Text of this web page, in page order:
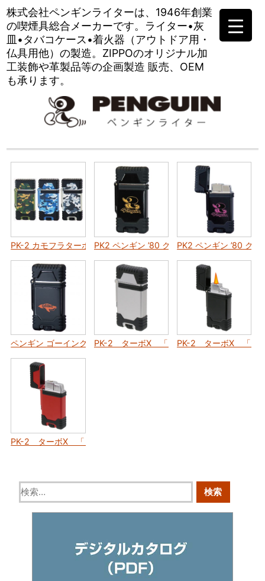
株式会社ペンギンライターは、 1946年創業
の喫煙具総合メーカーです。 ライター•灰
皿•タバコケース•着火器（アウトドア用・
仏具用他）の製造。 ZIPPOのオリジナル加
工装飾や革製品等の企画製造 販売、OEM
も承ります。
PK-2 カモフラターボXPK2 ペンギン ’80 クラシック イエロー ター
PK2 ペンギン ’80 ク
ペンギン ゴーイング PK-2 ターボ-XPK-2 ターボX 「シルバー」PK-2 ターボX 「ブ
PK-2 ターボX 「レッド」